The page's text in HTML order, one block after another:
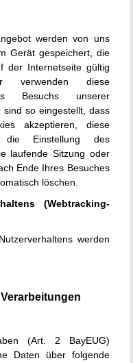
werden von uns
Gerät gespeichert, die
der Internetseite gültig
verwenden diese
Besuchs unserer
so eingestellt, dass
akzeptieren, diese
Einstellung des
laufende Sitzung oder
Ende Ihres Besuches
löschen.
(Webtracking-
werden
(Art. 2 BayEUG)
Daten über folgende